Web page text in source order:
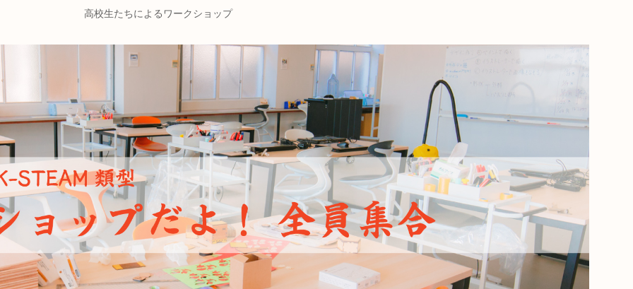
高校生たちによるワークショップ